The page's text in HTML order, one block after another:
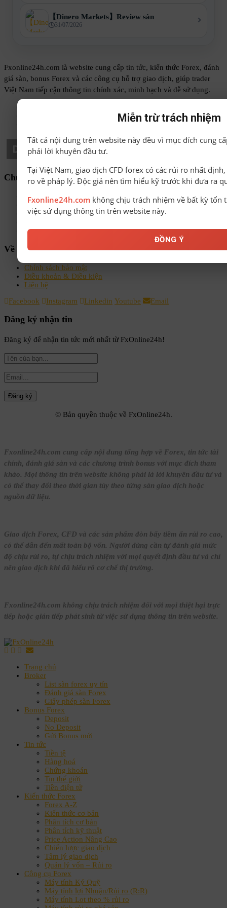
【Dinero Markets】Review sàn
31/07/2026
Fxonline24h.com là website cung cấp tin tức, kiến thức Forex, đánh
giá sàn, bonus Forex và các công cụ hỗ trợ giao dịch, giúp trader
Việt Nam tiếp cận thông tin chính xác, minh bạch và dễ sử dụng.
Email: admin@fxonline24h.com
Support: admin@fxonline24h.com
Chuyên mục
Sách-Ebook
Sàn Forex uy tín
Bonus Deposit
Kiến thức Forex A-Z
Về chúng tôi
Chính sách bảo mật
Điều khoản & Điều kiện
Liên hệ
Facebook
Instagram Linkedin Youtube Email
Đăng ký nhận tin
Đăng ký để nhận tin tức mới nhất từ FxOnline24h!
© Bản quyền thuộc về FxOnline24h.
Fxonline24h.com cung cấp nội dung tổng hợp về Forex, tin tức tài
chính, đánh giá sàn và các chương trình bonus với mục đích tham
khảo. Mọi thông tin trên website không phải là lời khuyên đầu tư và
có thể thay đổi theo thời gian tùy theo từng sàn giao dịch hoặc
nguồn dữ liệu.
Giao dịch Forex, CFD và các sản phẩm đòn bẩy tiềm ẩn rủi ro cao,
có thể dẫn đến mất toàn bộ vốn. Người dùng cần tự đánh giá mức
độ chịu rủi ro, tự chịu trách nhiệm với mọi quyết định đầu tư và chỉ
nên giao dịch khi đã hiểu rõ cơ chế thị trường.
Fxonline24h.com không chịu trách nhiệm đối với mọi thiệt hại trực
tiếp hoặc gián tiếp phát sinh từ việc sử dụng thông tin trên website.
Trang chủ
Broker
List sàn forex uy tín
Đánh giá sàn Forex
Giấy phép sàn Forex
Bonus Forex
Deposit
No Deposit
Gửi Bonus mới
Tin tức
Tiền tệ
Hàng hoá
Chứng khoán
Tin thế giới
Tiền điện tử
Kiến thức Forex
Forex A-Z
Kiến thức cơ bản
Phân tích cơ bản
Phân tích kỹ thuật
Price Action Nâng Cao
Chiến lược giao dịch
Tâm lý giao dịch
Quản lý vốn – Rủi ro
Công cụ Forex
Máy tính Ký Quỹ
Máy tính lợi Nhuận/Rủi ro (R:R)
Máy tính Lot theo % rủi ro
Miễn trừ trách nhiệm
Tất cả nội dung trên website này đều vì mục đích cung
phải lời khuyên đầu tư.
Tại Việt Nam, giao dịch CFD forex có các rủi ro nhất
ro về pháp lý. Độc giả nên tìm hiểu kỹ trước khi đưa ra
Fxonline24h.com không chịu trách nhiệm về bất kỳ tổn
việc sử dụng thông tin trên website này.
ĐỒNG Ý